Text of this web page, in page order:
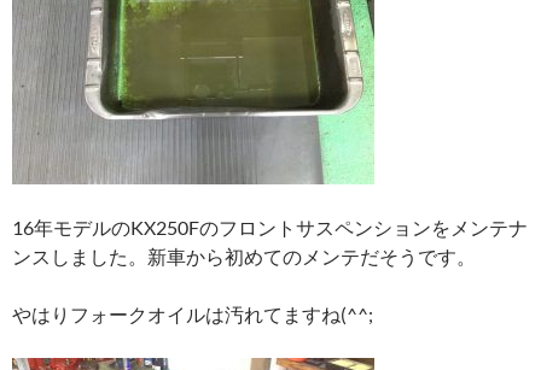
16年モデルのKX250Fのフロントサスペンションをメンテナ
ンスしました。新車から初めてのメンテだそうです。
やはりフォークオイルは汚れてますね(^^;